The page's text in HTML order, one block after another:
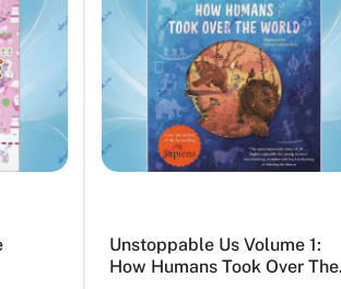
Unstoppable Us Volume 1:
How Humans Took Over The